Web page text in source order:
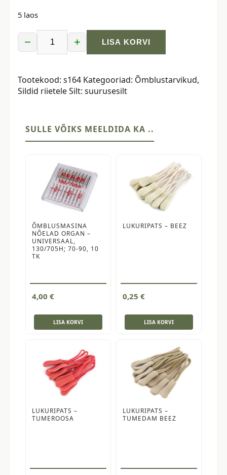
5 laos
−
Õmmeldav
suurusesilt,
tk,
suurus
+ LISA KORVI
Tootekood: s164 Kategooriad: Õmblustarvikud,
Sildid riieteleSilt: suurusesilt
SULLE VÕIKS MEELDIDA KA ..
ÕMBLUSMASINA
NÕELAD ORGAN –
UNIVERSAAL,
130/705H; 70-90, 10
TK
4,00 €
LISA KORVI
LUKURIPATS – BEEZ
0,25 €
LISA KORVI
LUKURIPATS –
TUMEROOSA
LUKURIPATS –
TUMEDAM BEEZ